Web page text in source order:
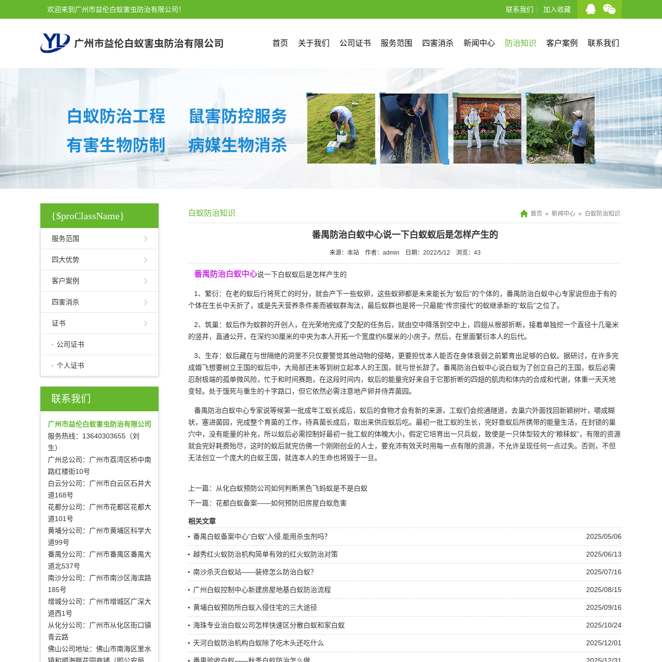
欢迎来到广州市益伦白蚁害虫防治有限公司！ 联系我们 | 加入收藏
首页 关于我们 公司证书 服务范围 四害消杀 新闻中心 防治知识 客户案例 联系我们
{$proClassName}
服务范围
四大优势
客户案例
四害消杀
证书
公司证书
个人证书
联系我们
广州市益伦白蚁害虫防治有限公司
服务热线：13640303655（刘
生）
广州总公司：广州市荔湾区桥中南
路红楼街10号
白云分公司：广州市白云区石井大
道168号
花都分公司：广州市花都区花都大
道101号
黄埔分公司：广州市黄埔区科学大
道99号
番禺分公司：广州市番禺区番禺大
道北537号
南沙分公司：广州市南沙区海滨路
185号
增城分公司：广州市增城区广深大
道西1号
从化分公司：广州市从化区街口镇
青云路
佛山公司地址：佛山市南海区里水
白蚁防治知识 首页 » 新闻中心 » 白蚁防治知识
番禺防治白蚁中心说一下白蚁蚁后是怎样产生的
来源：本站 作者：admin 日期：2022/5/12 浏览： 43
番禺防治白蚁中心说一下白蚁蚁后是怎样产生的
1、繁衍：在老的蚁后行将死亡的时分，就会产下一些蚁卵，这些蚁卵都是未来能长为“蚁后”的个体的，番禺防治白蚁中心专家说但由于有的
个体在生长中夭折了，或是先天营养条件差而被蚁群淘汰，最后蚁群也是将一只最能“传宗接代”的蚁继承新的“蚁后”之位了。
2、筑巢：蚁后作为蚁群的开创人，在光荣地完成了交配的任务后，就由空中降落到空中上，四翅从根部折断，接着单独挖一个直径十几毫米
的竖井，直通公开，在深约30厘米的中央为本人开拓一个宽度约6厘米的小房子。然后，在里面繁衍本人的后代。
3、生存：蚁后藏在与世隔绝的洞里不只仅要警觉其他动物的侵略，更要担忧本人能否在身体衰弱之前繁育出足够的白蚁。据研讨，在许多完
成婚飞想要树立王国的蚁后中，大局部还未等到树立起本人的王国，就与世长辞了。番禺防治白蚁中心说白蚁为了创立自己的王国，蚁后必需
忍耐极端的孤单微风险，忙于和时间赛跑，在这段时间内，蚁后的能量完好来自于它那折断的四翅的肌肉和体内的合成和代谢，体重一天天地
变轻。处于饿死与重生的十字路口，但它依然必需注意地产卵并侍弄菌园。
番禺防治白蚁中心专家说等候第一批成年工蚁长成后，蚁后的食物才会有新的来源，工蚁们会挖通隧道，去巢穴外面找回新颖树叶，嚼成糊
状，塞进菌园 ，完成整个育菌的工作，待真菌长成后，取出来供应蚁后吃。最初一批工蚁的生长，完好靠蚁后所携带的能量生活，在封锁的巢
穴中，没有能量的补充，所以蚁后必需控制好最初一批工蚁的体魄大小，假定它培育出一只兵蚁，致使是一只体型较大的“粮秣蚁”，有限的资源
就会完好耗费殆尽，这时的蚁后就完仿佛一个刚刚创业的人士，要充沛有效天时用每一点有限的资源，不允许呈现任何一点过失。否则，不但
无法创立一个庞大的白蚁王国，就连本人的生命也将毁于一旦。
上一篇：
从化白蚁预防公司如何判断黑色飞蚂蚁是不是白蚁
下一篇： 花都白蚁备案——如何预防旧房屋白蚁危害
相关文章
2025/05/06
番禺白蚁备案中心“白蚁”入侵,能用杀虫剂吗？
2025/06/13
越秀红火蚁防治机构简单有效的红火蚁防治对策
2025/07/16
南沙杀灭白蚁站——装修怎么防治白蚁？
2025/08/15
广州白蚁控制中心新建房屋地基白蚁防治流程
2025/09/16
黄埔白蚁预防所白蚁入侵住宅的三大途径
2025/10/24
海珠专业治白蚁公司怎样快速区分散白蚁和家白蚁
2025/12/01
天河白蚁防治机构白蚁除了吃木头还吃什么